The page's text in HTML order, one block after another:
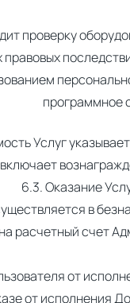
проверку
правовых
программное
Услуг
6.3. Оказание
в
расчетный счет
от
от исполнения